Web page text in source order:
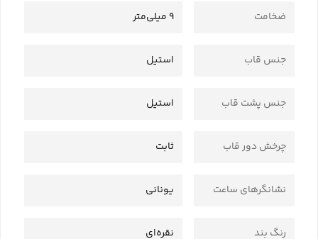
ضخامت 9 میلی‌متر
جنس قاب استیل
جنس پشت قاب استیل
چرخش دور قاب ثابت
نشانگرهای ساعت یونانی
رنگ بند نقره‌ای